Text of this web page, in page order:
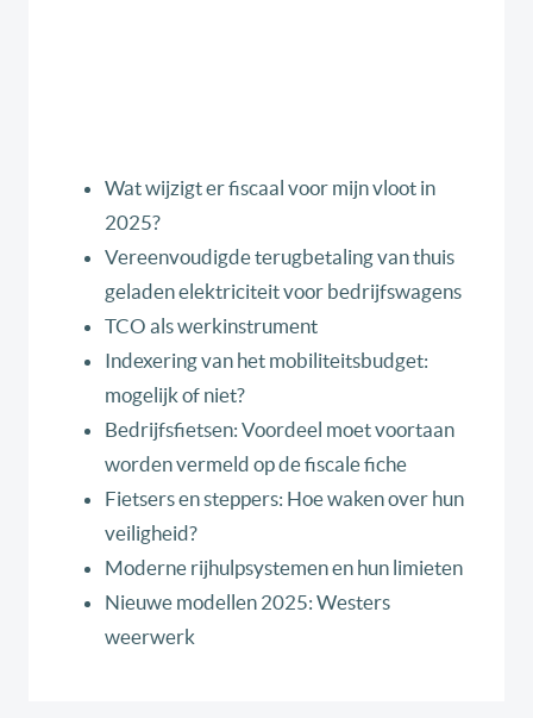
Wat wijzigt er fiscaal voor mijn vloot in
2025?
Vereenvoudigde terugbetaling van thuis
geladen elektriciteit voor bedrijfswagens
TCO als werkinstrument
Indexering van het mobiliteitsbudget:
mogelijk of niet?
Bedrijfsfietsen: Voordeel moet voortaan
worden vermeld op de fiscale fiche
Fietsers en steppers: Hoe waken over hun
veiligheid?
Moderne rijhulpsystemen en hun limieten
Nieuwe modellen 2025: Westers
weerwerk